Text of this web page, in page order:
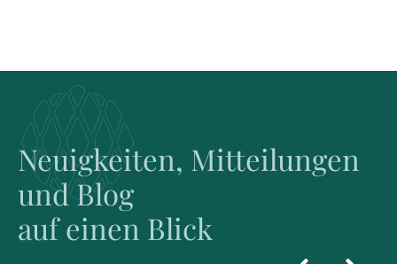
Neuigkeiten, Mitteilungen
und Blog
auf einen Blick